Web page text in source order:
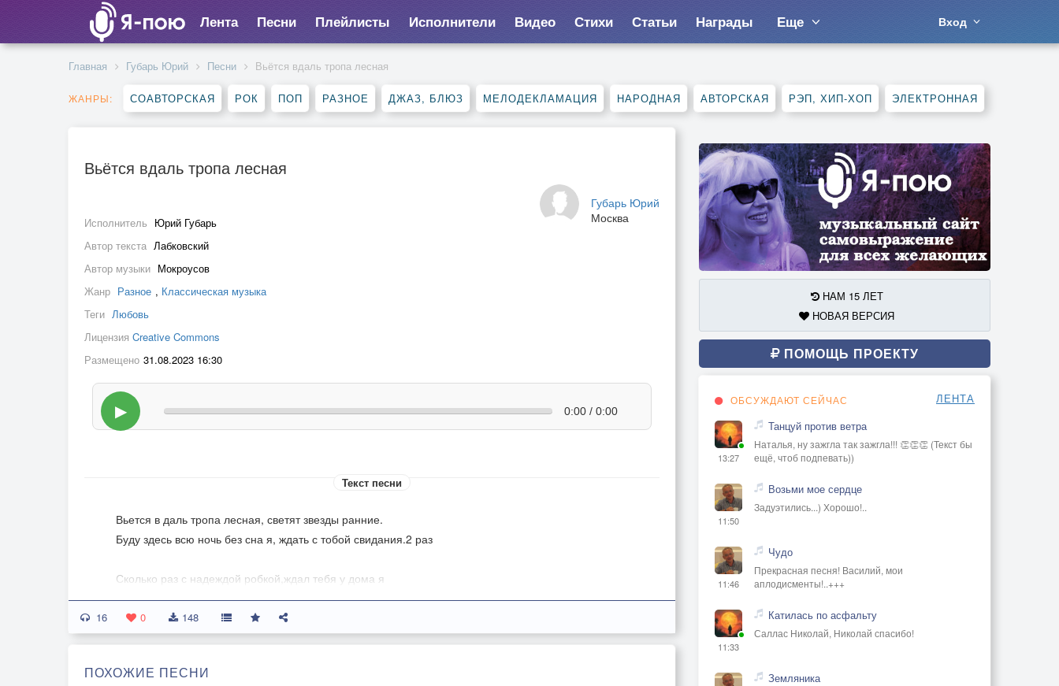
Лента Песни Плейлисты Исполнители Видео Стихи Статьи Награды Еще Вход
Главная Губарь Юрий Песни Вьётся вдаль тропа лесная
ЖАНРЫ: СОАВТОРСКАЯ РОК ПОП РАЗНОЕ ДЖАЗ, БЛЮЗ МЕЛОДЕКЛАМАЦИЯ НАРОДНАЯ АВТОРСКАЯ РЭП, ХИП-ХОП ЭЛЕКТРОННАЯ
Вьётся вдаль тропа лесная
Губарь Юрий
Москва
Исполнитель Юрий Губарь
Автор текста Лабковский
Автор музыки Мокроусов
Жанр Разное , Классическая музыка
Теги Любовь
Лицензия Creative Commons
Размещено 31.08.2023 16:30
▶ 0:00 / 0:00
Текст песни
Вьется в даль тропа лесная, светят звезды ранние.
Буду здесь всю ночь без сна я, ждать с тобой свидания.2 раз
Сколько раз с надеждой робкой,ждал тебя у дома я
Ты проходишь дальней тропкой, словно не знакомая.проигр.
Знаменит я не речами не красой кудрявою,
16 0 148
ПОХОЖИЕ ПЕСНИ
НАМ 15 ЛЕТ
НОВАЯ ВЕРСИЯ
ПОМОЩЬ ПРОЕКТУ
ОБСУЖДАЮТ СЕЙЧАС ЛЕНТА
13:27
Танцуй против ветра
Наталья, ну зажгла так зажгла!!! 👏👏👏 (Текст бы
ещё, чтоб подпевать))
11:50
Возьми мое сердце
Задуэтились...) Хорошо!..
11:46
Чудо
Прекрасная песня! Василий, мои
аплодисменты!..+++
11:33
Катилась по асфальту
Саллас Николай, Николай спасибо!
Земляника